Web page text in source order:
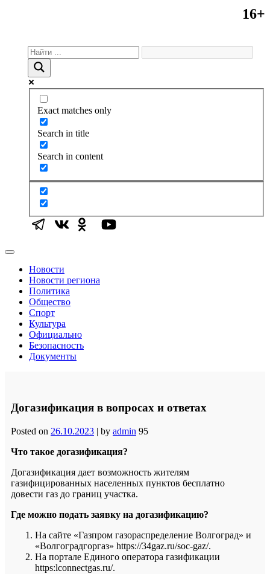
16+
Exact matches only
Search in title
Search in content
Новости
Новости региона
Политика
Общество
Спорт
Культура
Официально
Безопасность
Документы
Догазификация в вопросах и ответах
Posted on 26.10.2023 | by admin 95
Что такое догазификация?
Догазификация дает возможность жителям
газифицированных населенных пунктов бесплатно
довести газ до границ участка.
Где можно подать заявку на догазификацию?
На сайте «Газпром газораспределение Волгоград» и
«Волгоградгоргаз» https://34gaz.ru/soc-gaz/.
На портале Единого оператора газификации
https:lconnectgas.ru/.